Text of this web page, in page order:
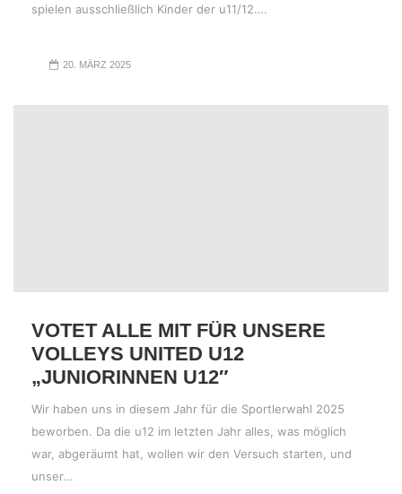
spielen ausschließlich Kinder der u11/12….
20. MÄRZ 2025
unser…